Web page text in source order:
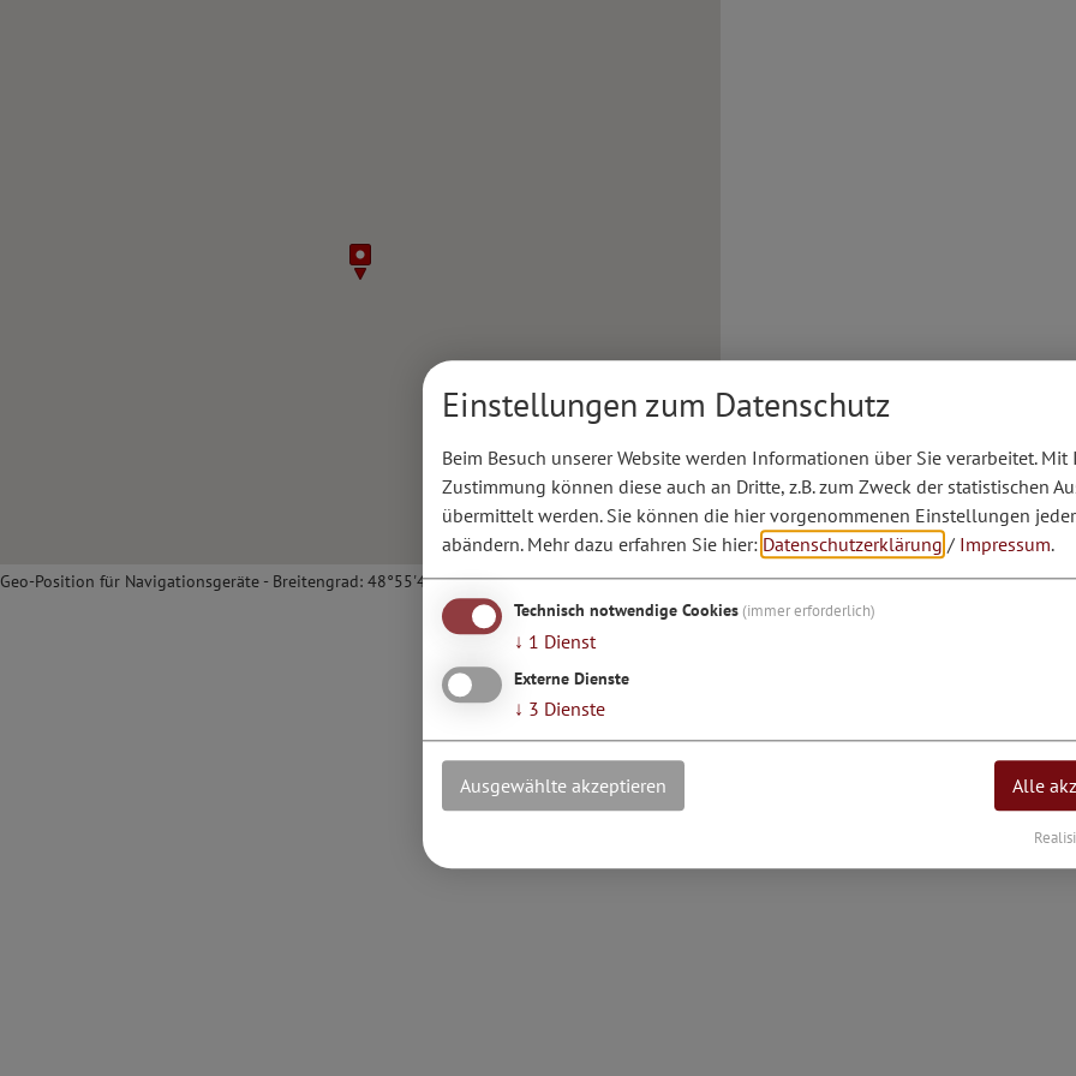
Geo-Position für Navigationsgeräte - Breitengrad: 48°55'42.33''N / Längengrad: 11°22'29.06''E
Einstellungen zum Datenschutz
Beim Besuch unserer Website werden Informationen über Sie verarbeitet. Mit
Zustimmung können diese auch an Dritte, z.B. zum Zweck der statistischen
übermittelt werden. Sie können die hier vorgenommenen Einstellungen
abändern. Mehr dazu erfahren Sie hier: Datenschutzerklärung / Impressum.
Technisch notwendige Cookies (immer erforderlich)
↓ 1 Dienst
Externe Dienste
↓ 3 Dienste
Ausgewählte akzeptieren Alle